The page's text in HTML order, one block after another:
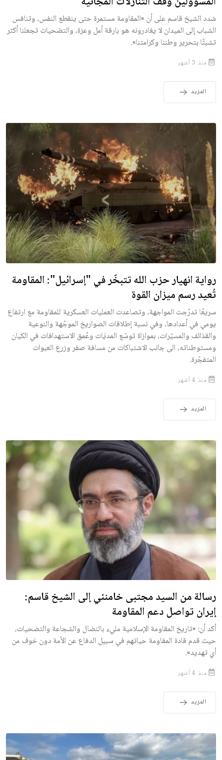
شدد الشيخ قاسم على أن «المقاومة مستمرة حتى ينقطع النفس، وتنافس
الشباب إلى الميدان لا يغادرونه هو بارقة أمل وعزة، والتضحيات تجعلنا أكثر
تشبثًا بتحرير وطننا وكرامتنا».
منذ 3 أشهر
المزيد
رواية انهيار حزب الله تتبخّر في "إسرائيل": المقاومة
تُعيد رسم ميزان القوة
سريعًا تدرّجت المواجهة، وتصاعدت العمليات العسكرية للمقاومة مع ارتفاع
يومي في أعدادها، وفي نسبة إطلاقات الصواريخ الموجّهة والنوعية
والقذائف والمسيّرات، بموازاة توسّع المديَات وعُمق الاستهدافات في الكيان
ومستوطناته، الى جانب الاشتباكات من مسافة صفر وزرع العبوات
المتفجّرة.
منذ 4 أشهر
المزيد
رسالة من السيد مجتبى خامنئي إلى الشيخ قاسم:
إيران تواصل دعم المقاومة
أكد أن: «تاريخ المقاومة الإسلامية مليء بالنضال والشجاعة والتضحيات،
حيث قدم قادة المقاومة حياتهم في سبيل الدفاع عن الأمة دون خوف من
أي تهديد».
منذ 4 أشهر
المزيد